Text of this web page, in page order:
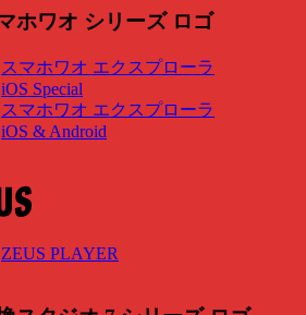
スマホワオ エクスプローラ
iOS Special
スマホワオ エクスプローラ
iOS & Android
ZEUS PLAYER